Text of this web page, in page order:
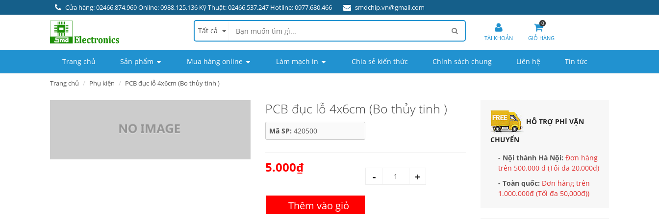
Cửa hàng: 02466.874.969 Online: 0988.125.136 Kỹ Thuật: 02466.537.247 Hotline: 0977.680.466 smdchip.vn@gmail.com
Tất cả
TÀI KHOẢN
0
GIỎ HÀNG
Trang chủ Sản phẩm Mua hàng online Làm mạch in Chia sẻ kiến thức Chính sách chung Liên hệ Tin tức
Trang chủ Phụ kiện PCB đục lỗ 4x6cm (Bo thủy tinh )
PCB đục lỗ 4x6cm (Bo thủy tinh )
Mã SP: 420500
5.000₫
- +
Thêm vào giỏ
HỖ TRỢ PHÍ VẬN
CHUYỂN
- Nội thành Hà Nội: Đơn hàng
trên 500.000 đ (Tối đa 20,000đ)
- Toàn quốc: Đơn hàng trên
1.000.000đ (Tối đa 50,000đ))